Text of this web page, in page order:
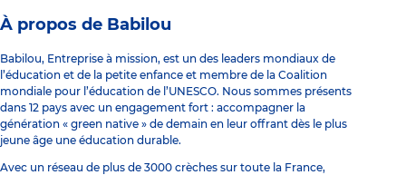
À propos de Babilou
Babilou, Entreprise à mission, est un des leaders mondiaux de
l’éducation et de la petite enfance et membre de la Coalition
mondiale pour l’éducation de l’UNESCO. Nous sommes présents
dans 12 pays avec un engagement fort : accompagner la
génération « green native » de demain en leur offrant dès le plus
jeune âge une éducation durable.
Avec un réseau de plus de 3000 crèches sur toute la France,